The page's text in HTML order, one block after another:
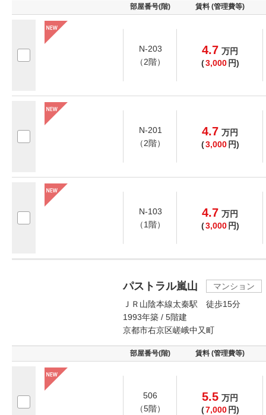
部屋番号(階) 賃料 (管理費等)
N-203
（2階）
4.7 万円
(3,000 円)
N-201
（2階）
4.7 万円
(3,000 円)
N-103
（1階）
4.7 万円
(3,000 円)
パストラル嵐山
マンション
ＪＲ山陰本線太秦駅 徒歩15分
1993年築 / 5階建
京都市右京区嵯峨中又町
部屋番号(階) 賃料 (管理費等)
506
（5階）
5.5 万円
(7,000 円)